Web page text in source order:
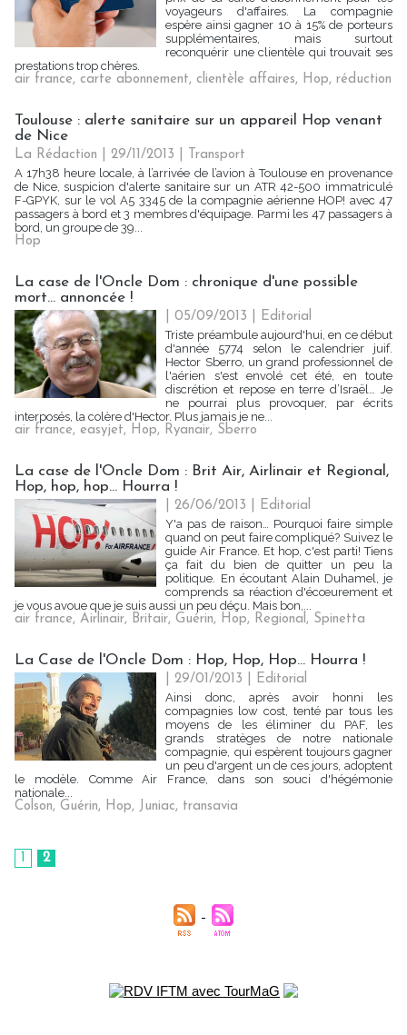
voyageurs d'affaires. La compagnie
espère ainsi gagner 10 à 15% de porteurs
supplémentaires, mais surtout
reconquérir une clientèle qui trouvait ses
prestations trop chères.
air france, carte abonnement, clientèle affaires, Hop, réduction
Toulouse : alerte sanitaire sur un appareil Hop venant
de Nice
La Rédaction | 29/11/2013
Transport
A 17h38 heure locale, à l’arrivée de l’avion à Toulouse en provenance
de Nice, suspicion d'alerte sanitaire sur un ATR 42-500 immatriculé
F-GPYK, sur le vol A5 3345 de la compagnie aérienne HOP! avec 47
passagers à bord et 3 membres d'équipage. Parmi les 47 passagers à
bord, un groupe de 39...
Hop
La case de l'Oncle Dom : chronique d'une possible
mort… annoncée !
| 05/09/2013
Editorial
Triste préambule aujourd'hui, en ce début
d'année 5774 selon le calendrier juif.
Hector Sberro, un grand professionnel de
l'aérien s'est envolé cet été, en toute
discrétion et repose en terre d’Israël… Je
ne pourrai plus provoquer, par écrits
interposés, la colère d'Hector. Plus jamais je ne...
air france, easyjet, Hop, Ryanair, Sberro
La case de l'Oncle Dom : Brit Air, Airlinair et Regional,
Hop, hop, hop… Hourra !
| 26/06/2013
Editorial
Y'a pas de raison… Pourquoi faire simple
quand on peut faire compliqué? Suivez le
guide Air France. Et hop, c'est parti! Tiens
ça fait du bien de quitter un peu la
politique. En écoutant Alain Duhamel, je
comprends sa réaction d'écœurement et
je vous avoue que je suis aussi un peu déçu. Mais bon,...
air france, Airlinair, Britair, Guérin, Hop, Regional, Spinetta
La Case de l'Oncle Dom : Hop, Hop, Hop… Hourra !
| 29/01/2013
Editorial
Ainsi donc, après avoir honni les
compagnies low cost, tenté par tous les
moyens de les éliminer du PAF, les
grands stratèges de notre nationale
compagnie, qui espèrent toujours gagner
un peu d'argent un de ces jours, adoptent
le modèle. Comme Air France, dans son souci d'hégémonie
nationale...
Colson, Guérin, Hop, Juniac, transavia
1 2